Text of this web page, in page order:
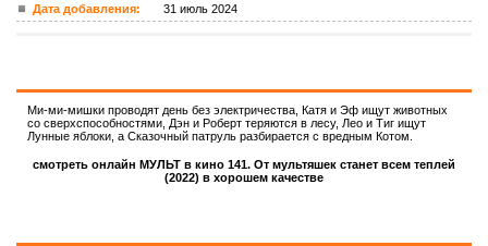
Дата добавления:
31 июль 2024
Ми-ми-мишки проводят день без электричества, Катя и Эф ищут животных
со сверхспособностями, Дэн и Роберт теряются в лесу, Лео и Тиг ищут
Лунные яблоки, а Сказочный патруль разбирается с вредным Котом.
смотреть онлайн МУЛЬТ в кино 141. От мультяшек станет всем теплей
(2022) в хорошем качестве